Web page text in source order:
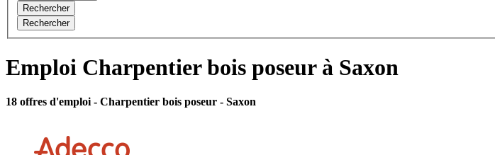
Rechercher
Rechercher
Emploi Charpentier bois poseur à Saxon
18 offres d'emploi - Charpentier bois poseur - Saxon